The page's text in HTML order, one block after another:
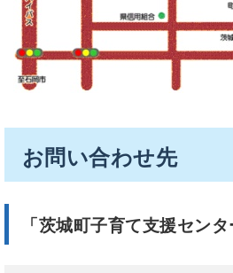
お問い合わせ先
「茨城町子育て支援センタ